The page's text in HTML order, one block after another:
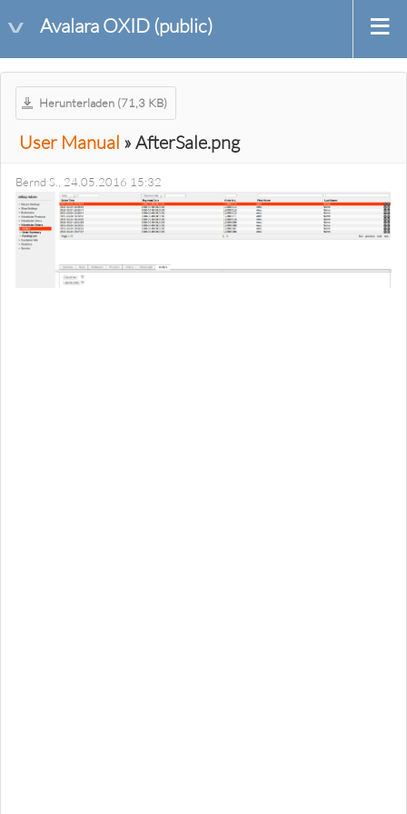
Avalara OXID (public)
Herunterladen (71,3 KB)
User Manual » AfterSale.png
Bernd S., 24.05.2016 15:32